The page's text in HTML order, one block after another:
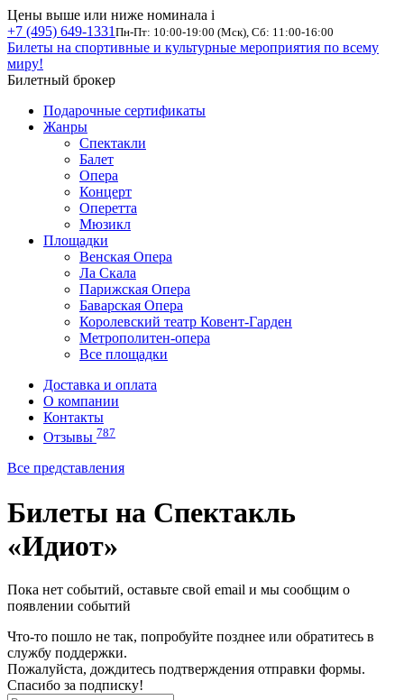
Цены выше или ниже номинала i
+7 (495) 649-1331 Пн-Пт: 10:00-19:00 (Мск), Сб: 11:00-16:00
Билеты на спортивные и культурные мероприятия по всему
миру!
Билетный брокер
Подарочные сертификаты
Жанры
Спектакли
Балет
Опера
Концерт
Оперетта
Мюзикл
Площадки
Венская Опера
Ла Скала
Парижская Опера
Баварская Опера
Королевский театр Ковент-Гарден
Метрополитен-опера
Все площадки
Доставка и оплата
О компании
Контакты
Отзывы 787
Все представления
Билеты на Спектакль
«Идиот»
Пока нет событий, оставьте свой email и мы сообщим о
появлении событий
Что-то пошло не так, попробуйте позднее или обратитесь в
службу поддержки.
Пожалуйста, дождитесь подтверждения отправки формы.
Спасибо за подписку!